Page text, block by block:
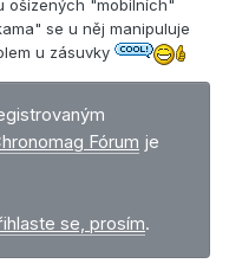
ošizených "mobilních"
se u něj manipuluje
u zásuvky
Fórum je
se, prosím.